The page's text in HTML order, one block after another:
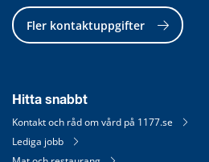
Fler kontaktuppgifter
Hitta snabbt
Kontakt och råd om vård på 1177.se
Lediga jobb